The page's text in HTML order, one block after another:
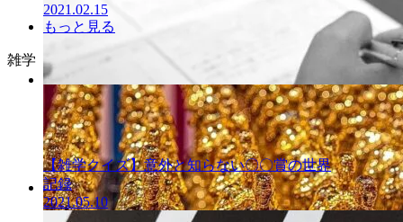
一般常識クイ
ズ
一般常識クイ
2021.02.15
もっと見る
雑学
【雑学クイズ】意外と知らない〇〇賞の世界
記録
2021.05.10